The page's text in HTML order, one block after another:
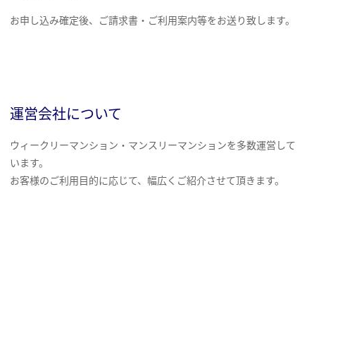
お申し込み確定後、ご請求書・ご利用案内等をお送り致します。
運営会社について
ウィークリーマンション・マンスリーマンションを多数運営して
います。
お客様のご利用目的に応じて、幅広くご紹介させて頂きます。